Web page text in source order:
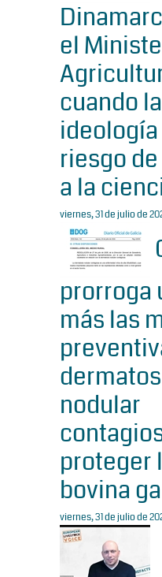
el
cuando la
riesgo
a la
viernes, 31 de julio de
prorroga
más las
nodular
proteger
bovina
viernes, 31 de julio de